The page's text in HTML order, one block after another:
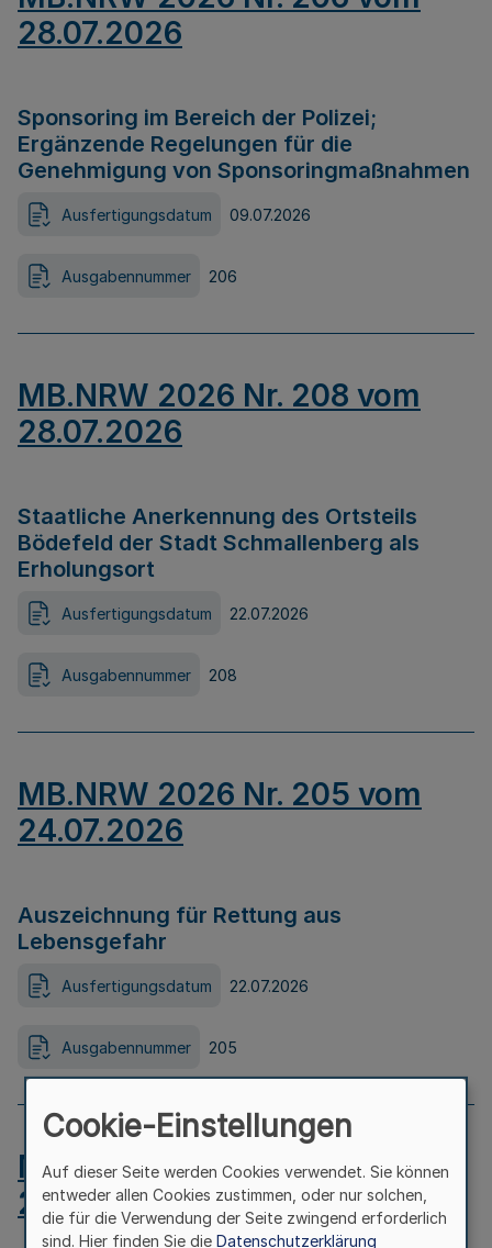
28.07.2026
Sponsoring im Bereich der Polizei;
Ergänzende Regelungen für die
Genehmigung von Sponsoringmaßnahmen
Ausfertigungsdatum 09.07.2026
Ausgabennummer 206
MB.NRW 2026 Nr. 208 vom
28.07.2026
Staatliche Anerkennung des Ortsteils
Bödefeld der Stadt Schmallenberg als
Erholungsort
Ausfertigungsdatum 22.07.2026
Ausgabennummer 208
MB.NRW 2026 Nr. 205 vom
24.07.2026
Auszeichnung für Rettung aus
Lebensgefahr
Ausfertigungsdatum 22.07.2026
Ausgabennummer 205
MB.NRW 2026 Nr. 204 vom
24.07.2026
Cookie-Einstellungen
Auf dieser Seite werden Cookies verwendet. Sie können
entweder allen Cookies zustimmen, oder nur solchen,
die für die Verwendung der Seite zwingend erforderlich
sind. Hier finden Sie die Datenschutzerklärung